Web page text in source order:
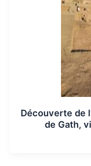
Découverte de
de Gath,